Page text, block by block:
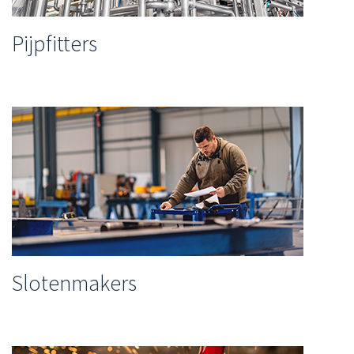
Pijpfitters
Slotenmakers